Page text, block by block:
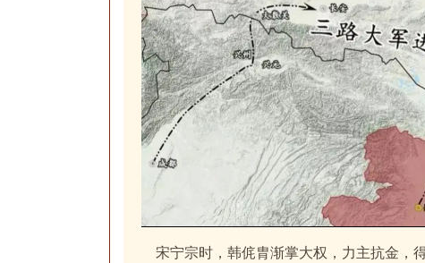
宋宁宗时，韩侂胄渐掌大权，力主抗金，